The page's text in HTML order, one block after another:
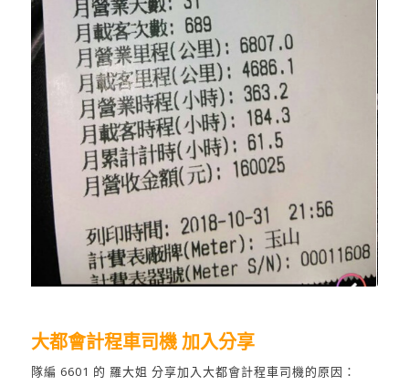
大都會計程車司機 加入分享
隊編 6601 的 羅大姐 分享加入大都會計程車司機的原因：